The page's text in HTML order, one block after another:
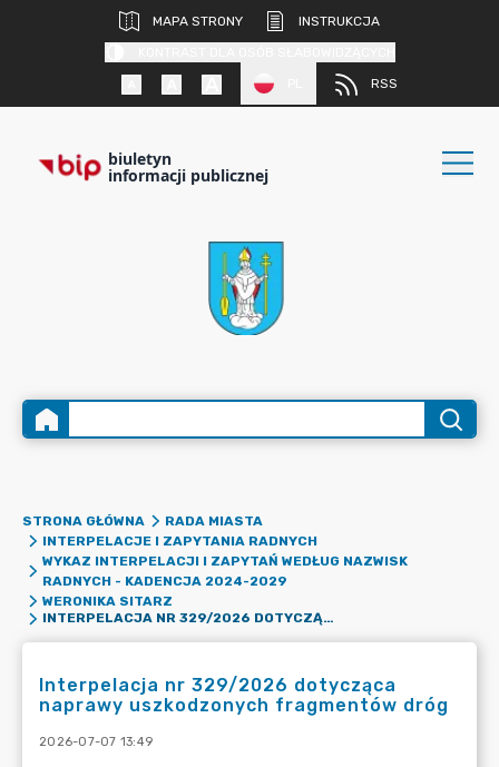
MAPA STRONY
INSTRUKCJA
RSS
biuletyn
informacji publicznej
STRONA GŁÓWNA
RADA MIASTA
INTERPELACJE I ZAPYTANIA RADNYCH
WYKAZ INTERPELACJI I ZAPYTAŃ WEDŁUG NAZWISK
RADNYCH - KADENCJA 2024-2029
WERONIKA SITARZ
INTERPELACJA NR 329/2026 DOTYCZĄCA NAPRAWY USZKODZONYCH FRAGMENTÓW DRÓG
Interpelacja nr 329/2026 dotycząca
naprawy uszkodzonych fragmentów dróg
2026-07-07 13:49